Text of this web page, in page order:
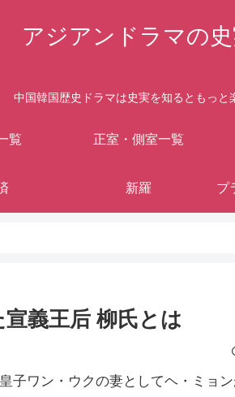
アジアンドラマの
中国韓国歴史ドラマは史実を知るともっと
覧 正室・側室一覧
新羅 プ
義王后 柳氏とは
子ワン・ウクの妻としてヘ・ミョン